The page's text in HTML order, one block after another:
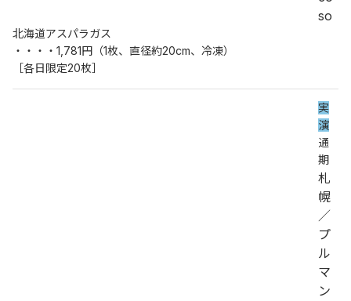
so
北海道アスパラガス
・・・・1,781円（1枚、直径約20cm、冷凍）
［各日限定20枚］
実
演
通
期
札
幌
／
プ
ル
マ
ン